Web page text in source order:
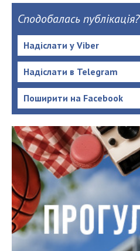
Сподобалась публікація?
Надіслати у Viber
Надіслати в Telegram
Поширити на Facebook